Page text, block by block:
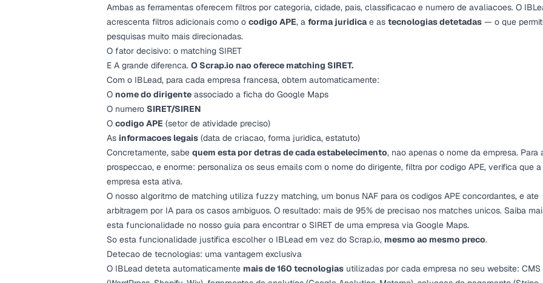
Ambas as ferramentas oferecem filtros por categoria, cidade, pais, classificacao e numero de avaliacoes. O
acrescenta filtros adicionais como o codigo APE, a forma juridicae as tecnologias detetadas — o que
pesquisas muito mais direcionadas.
O fator decisivo: o matching SIRET
E A grande diferenca. O Scrap.io nao oferece matching SIRET.
Com o IBLead, para cada empresa francesa, obtem automaticamente:
O nome do dirigente associado a ficha do Google Maps
O numero SIRET/SIREN
O codigo APE (setor de atividade preciso)
As informacoes legais (data de criacao, forma juridica, estatuto)
Concretamente, sabe quem esta por detras de cada estabelecimento, nao apenas o nome da empresa. Para
prospeccao, e enorme: personaliza os seus emails com o nome do dirigente, filtra por codigo APE, verifica que a
empresa esta ativa.
O nosso algoritmo de matching utiliza fuzzy matching, um bonus NAF para os codigos APE concordantes, e ate
arbitragem por IA para os casos ambiguos. O resultado: mais de 95% de precisao nos matches unicos. Saiba
esta funcionalidade no nosso guia para encontrar o SIRET de uma empresa via Google Maps.
So esta funcionalidade justifica escolher o IBLead em vez do Scrap.io, mesmo ao mesmo preco.
Detecao de tecnologias: uma vantagem exclusiva
O IBLead deteta automaticamente mais de 160 tecnologias utilizadas por cada empresa no seu website: CMS